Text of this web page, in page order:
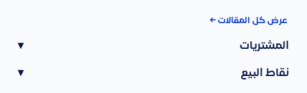
عرض كل المقالات ←
المشتريات ▾
نقاط البيع ▾